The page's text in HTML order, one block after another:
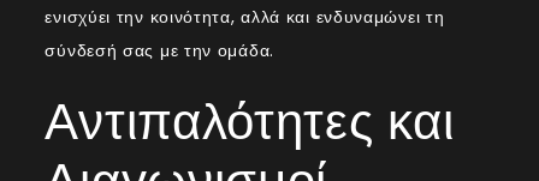
ενισχύει την κοινότητα, αλλά και ενδυναμώνει τη
σύνδεσή σας με την ομάδα.
Αντιπαλότητες και